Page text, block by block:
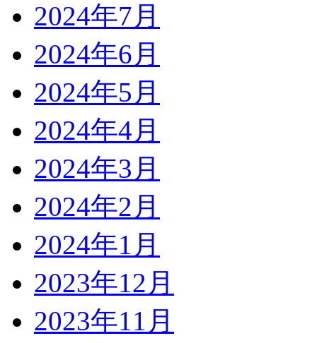
2024年7月
2024年6月
2024年5月
2024年4月
2024年3月
2024年2月
2024年1月
2023年12月
2023年11月